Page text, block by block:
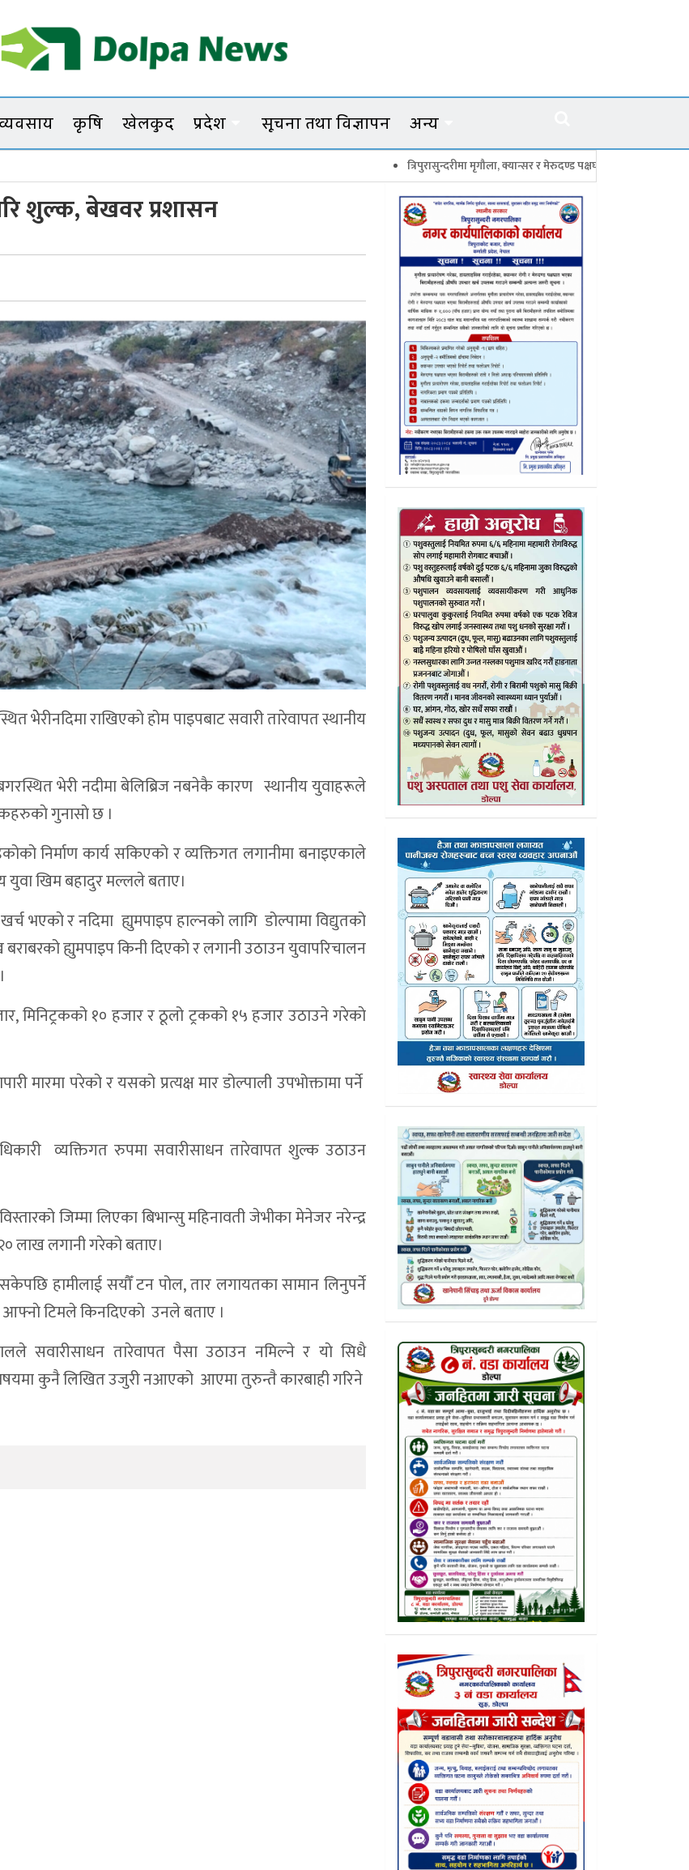
Dolpanews
कृषि खेलकुद प्रदेश सूचना तथा विज्ञापन अन्य
त्रिपुरासुन्दरीमा मृगौला, क्यान्सर र मेरुदण्ड पक्षघातका बिरामीलाई मासिक ५ हजार
शुल्क, बेखवर प्रशासन
भेेरीनदिमा राखिएकाे होम पाइपबाट सवारी तारेवापत स्थानीय
भेरी नदीमा बेलिब्रिज नबनेकै कारण स्थानीय युवाहरूले
गुनासाे छ ।
निर्माण कार्य सकिएको र व्यक्तिगत लगानीमा बनाइएकाले
युवा खिम बहादुर मल्लले बताए।
भएकाे र नदिमा ह्युमपाइप हाल्नकाे लागि डोल्पामा विद्युतको
ह्युमपाइप किनी दिएकाे र लगानी उठाउन युवापरिचालन
मिनिट्रकको १० हजार र ठूलो ट्रकको १५ हजार उठाउने गरेकाे
मारमा परेको र यसको प्रत्यक्ष मार डोल्पाली उपभोक्तामा पर्ने
व्यक्तिगत रुपमा सवारीसाधन तारेवापत शुल्क उठाउन
जिम्मा लिएका बिभान्सु महिनावती जेभीका मेनेजर नरेन्द्र
लाख लगानी गरेको बताए।
हामीलाई सयौँ टन पोल, तार लगायतका सामान लिनुपर्ने
आफ्नाे टिमले किनदिएकाे उनले बताए ।
सवारीसाधन तारेवापत पैसा उठाउन नमिल्ने र याे सिधै
कुनै लिखित उजुरी नआएको आएमा तुरुन्तै कारबाही गरिने